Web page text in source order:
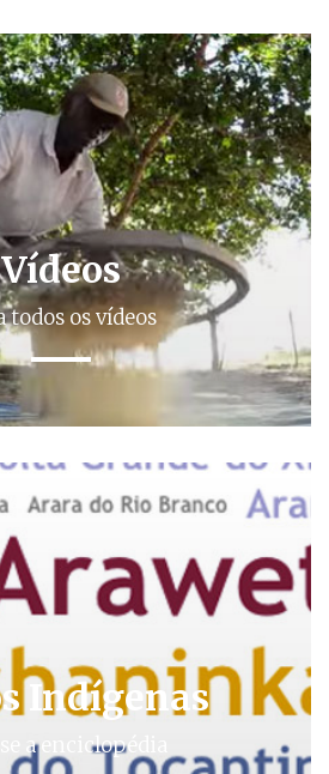
Vídeos
todos os vídeos
Indígenas
a enciclopédia